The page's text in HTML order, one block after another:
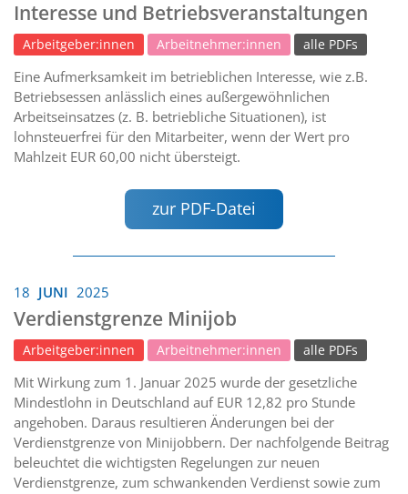
Interesse und Betriebsveranstaltungen
Arbeitgeber:innen Arbeitnehmer:innen alle PDFs
Eine Aufmerksamkeit im betrieblichen Interesse, wie z.B.
Betriebsessen anlässlich eines außergewöhnlichen
Arbeitseinsatzes (z. B. betriebliche Situationen), ist
lohnsteuerfrei für den Mitarbeiter, wenn der Wert pro
Mahlzeit EUR 60,00 nicht übersteigt.
zur PDF-Datei
18 JUNI 2025
Verdienstgrenze Minijob
Arbeitgeber:innen Arbeitnehmer:innen alle PDFs
Mit Wirkung zum 1. Januar 2025 wurde der gesetzliche
Mindestlohn in Deutschland auf EUR 12,82 pro Stunde
angehoben. Daraus resultieren Änderungen bei der
Verdienstgrenze von Minijobbern. Der nachfolgende Beitrag
beleuchtet die wichtigsten Regelungen zur neuen
Verdienstgrenze, zum schwankenden Verdienst sowie zum